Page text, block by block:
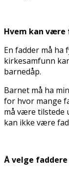
Hvem kan være
En fadder må ha
kirkesamfunn
barnedåp.
Barnet må ha
for hvor mange
må være tilstede
kan ikke være
Å velge faddere